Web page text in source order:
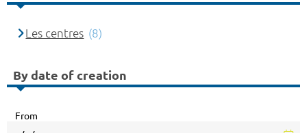
Les centres (8)
By date of creation
From